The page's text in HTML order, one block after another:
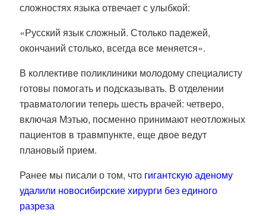
сложностях языка отвечает с улыбкой:
«Русский язык сложный. Столько падежей,
окончаний столько, всегда все меняется».
В коллективе поликлиники молодому специалисту
готовы помогать и подсказывать. В отделении
травматологии теперь шесть врачей: четверо,
включая Мэтью, посменно принимают неотложных
пациентов в травмпункте, еще двое ведут
плановый прием.
Ранее мы писали о том, что гигантскую аденому
удалили новосибирские хирурги без единого
разреза